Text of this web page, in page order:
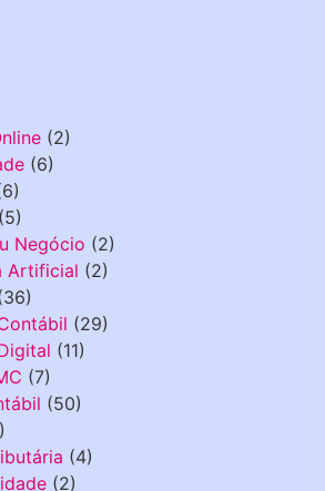
(2)
(6)
(5)
Negócio (2)
Artificial (2)
(29)
(11)
(7)
(50)
(4)
(2)